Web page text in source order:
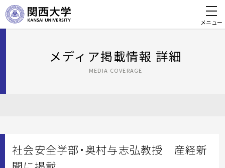
メニュー
メディア掲載情報 詳細
MEDIA COVERAGE
社会安全学部・奥村与志弘教授 産経新